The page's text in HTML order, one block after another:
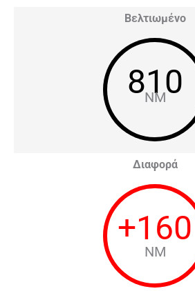
Βελτιωμένο
810
NM
Διαφορά
+160
NM